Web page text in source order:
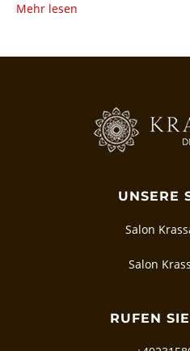
Mehr lesen
UNSERE
Salon
Salon
RUFEN